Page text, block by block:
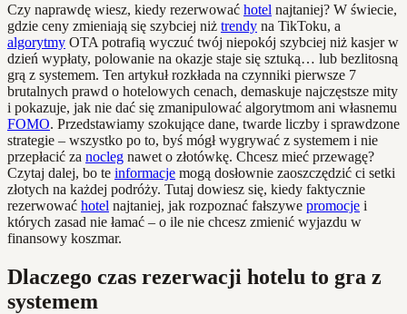
Czy naprawdę wiesz, kiedy rezerwować hotel najtaniej? W świecie,
gdzie ceny zmieniają się szybciej niż trendy na TikToku, a
algorytmy OTA potrafią wyczuć twój niepokój szybciej niż kasjer w
dzień wypłaty, polowanie na okazje staje się sztuką… lub bezlitosną
grą z systemem. Ten artykuł rozkłada na czynniki pierwsze 7
brutalnych prawd o hotelowych cenach, demaskuje najczęstsze mity
i pokazuje, jak nie dać się zmanipulować algorytmom ani własnemu
FOMO. Przedstawiamy szokujące dane, twarde liczby i sprawdzone
strategie – wszystko po to, byś mógł wygrywać z systemem i nie
przepłacić za nocleg nawet o złotówkę. Chcesz mieć przewagę?
Czytaj dalej, bo te informacje mogą dosłownie zaoszczędzić ci setki
złotych na każdej podróży. Tutaj dowiesz się, kiedy faktycznie
rezerwować hotel najtaniej, jak rozpoznać fałszywe promocje i
których zasad nie łamać – o ile nie chcesz zmienić wyjazdu w
finansowy koszmar.
Dlaczego czas rezerwacji hotelu to gra z
systemem